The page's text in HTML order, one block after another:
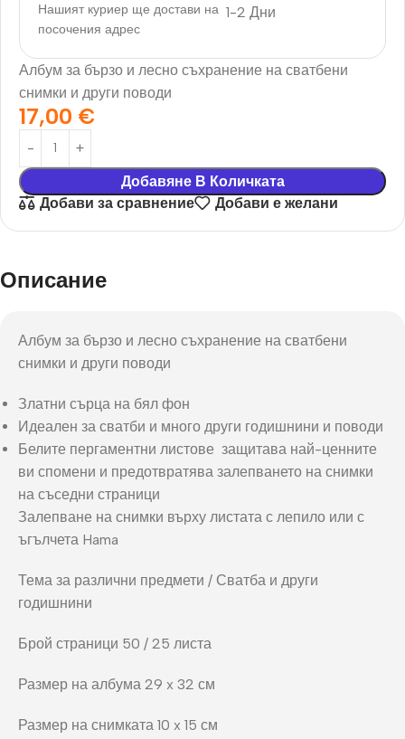
Нашият куриер ще достави на
посочения адрес
1-2 Дни
Албум за бързо и лесно съхранение на сватбени
снимки и други поводи
17,00 €
Добавяне В Количката
Добави за сравнение
Добави е желани
Описание
Албум за бързо и лесно съхранение на сватбени
снимки и други поводи
Златни сърца на бял фон
Идеален за сватби и много други годишнини и поводи
Белите пергаментни листове защитава най-ценните
ви спомени и предотвратява залепването на снимки
на съседни страници
Залепване на снимки върху листата с лепило или с
ъгълчета Hama
Тема за различни предмети / Сватба и други
годишнини
Брой страници 50 / 25 листа
Размер на албума 29 x 32 см
Размер на снимката 10 x 15 см